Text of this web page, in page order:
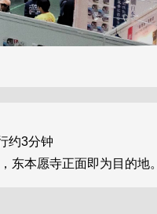
约3分钟
东本愿寺正面即为目的地。